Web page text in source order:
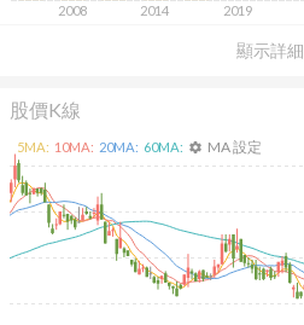
顯示詳細
2008 2014 2019
股價K線
5MA: 10MA: 20MA: 60MA: settings MA 設定